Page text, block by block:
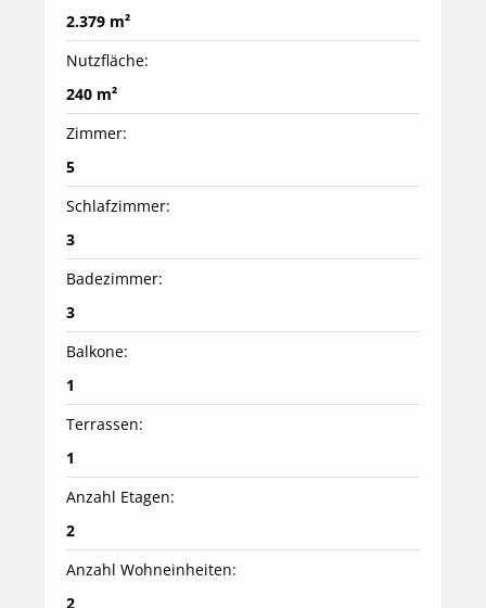
2.379 m²
Nutzfläche:
240 m²
Zimmer:
5
Schlafzimmer:
3
Badezimmer:
3
Balkone:
1
Terrassen:
1
Anzahl Etagen:
2
Anzahl Wohneinheiten:
2